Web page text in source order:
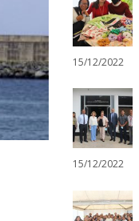
15/12/2022
15/12/2022